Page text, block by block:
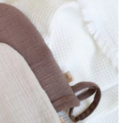
Rozwiń
Rozwiń
menu
Rozwiń